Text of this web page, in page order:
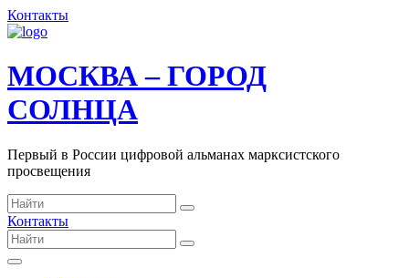
Контакты
МОСКВА – ГОРОД
СОЛНЦА
Первый в России цифровой альманах марксистского
просвещения
Контакты